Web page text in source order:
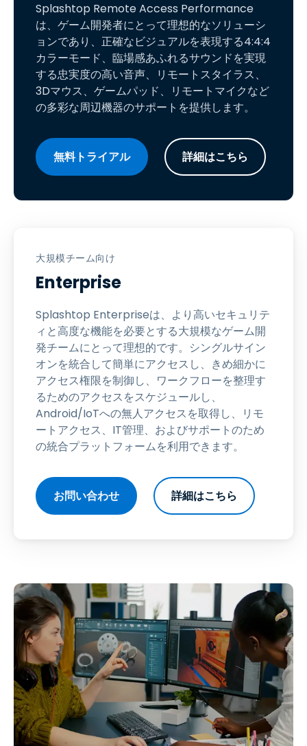
Splashtop Remote Access Performance
は、ゲーム開発者にとって理想的なソリューシ
ョンであり、正確なビジュアルを表現する4:4:4
カラーモード、臨場感あふれるサウンドを実現
する忠実度の高い音声、リモートスタイラス、
3Dマウス、ゲームパッド、リモートマイクなど
の多彩な周辺機器のサポートを提供します。
無料トライアル 詳細はこちら
大規模チーム向け
Enterprise
Splashtop Enterpriseは、より高いセキュリテ
ィと高度な機能を必要とする大規模なゲーム開
発チームにとって理想的です。シングルサイン
オンを統合して簡単にアクセスし、きめ細かに
アクセス権限を制御し、ワークフローを整理す
るためのアクセスをスケジュールし、
Android/IoTへの無人アクセスを取得し、リモ
ートアクセス、IT管理、およびサポートのため
の統合プラットフォームを利用できます。
お問い合わせ 詳細はこちら